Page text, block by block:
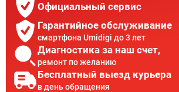
Официальный сервис
Гарантийное обслуживание
смартфона Umidigi до 3 лет
Диагностика за наш счет,
ремонт по желанию
Бесплатный выезд курьера
в день обращения